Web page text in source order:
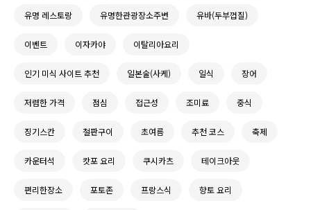
유명 레스토랑 유명한관광장소주변 유바(두부껍질)
이벤트 이자카야 이탈리아요리
인기 미식 사이트 추천 일본술(사케) 일식 장어
저렴한 가격 점심 접근성 조미료 중식
징기스칸 철판구이 초여름 추천 코스 축제
카운터석 캇포 요리 쿠시카츠 테이크아웃
편리한장소 포토존 프랑스식 향토 요리